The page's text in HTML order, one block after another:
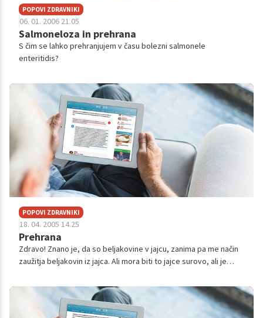
POPOVI ZDRAVNIKI
06. 01. 2006 21.05
Salmoneloza in prehrana
S čim se lahko prehranjujem v času bolezni salmonele
enteritidis?
POPOVI ZDRAVNIKI
18. 04. 2005 14.25
Prehrana
Zdravo! Znano je, da so beljakovine v jajcu, zanima pa me način
zaužitja beljakovin iz jajca. Ali mora biti to jajce surovo, ali je
priporo...